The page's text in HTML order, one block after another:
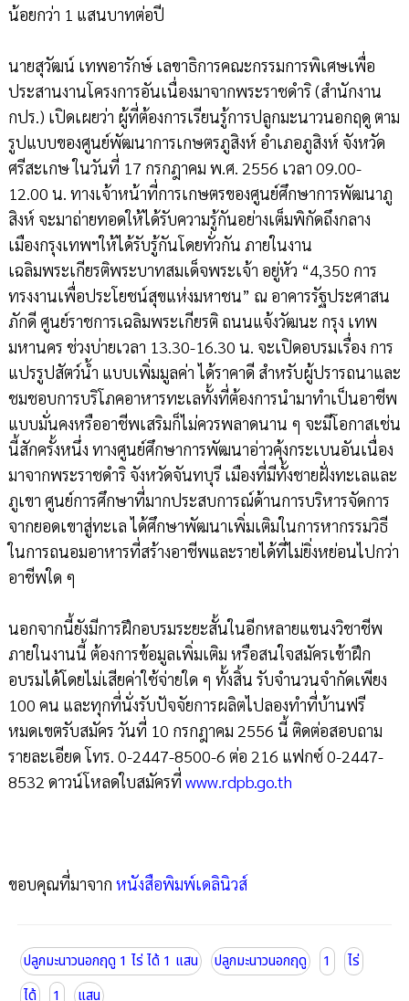
น้อยกว่า 1 แสนบาทต่อปี
นายสุวัฒน์ เทพอารักษ์ เลขาธิการคณะกรรมการพิเศษเพื่อ
ประสานงานโครงการอันเนื่องมาจากพระราชดำริ (สำนักงาน
กปร.) เปิดเผยว่า ผู้ที่ต้องการเรียนรู้การปลูกมะนาวนอกฤดู ตาม
รูปแบบของศูนย์พัฒนาการเกษตรภูสิงห์ อำเภอภูสิงห์ จังหวัด
ศรีสะเกษ ในวันที่ 17 กรกฎาคม พ.ศ. 2556 เวลา 09.00-
12.00 น. ทางเจ้าหน้าที่การเกษตรของศูนย์ศึกษาการพัฒนาภู
สิงห์ จะมาถ่ายทอดให้ได้รับความรู้กันอย่างเต็มพิกัดถึงกลาง
เมืองกรุงเทพฯให้ได้รับรู้กันโดยทั่วกัน ภายในงาน
เฉลิมพระเกียรติพระบาทสมเด็จพระเจ้า อยู่หัว “4,350 การ
ทรงงานเพื่อประโยชน์สุขแห่งมหาชน” ณ อาคารรัฐประศาสน
ภักดี ศูนย์ราชการเฉลิมพระเกียรติ ถนนแจ้งวัฒนะ กรุง เทพ
มหานคร ช่วงบ่ายเวลา 13.30-16.30 น. จะเปิดอบรมเรื่อง การ
แปรรูปสัตว์น้ำ แบบเพิ่มมูลค่า ได้ราคาดี สำหรับผู้ปรารถนาและ
ชมชอบการบริโภคอาหารทะเลทั้งที่ต้องการนำมาทำเป็นอาชีพ
แบบมั่นคงหรืออาชีพเสริมก็ไม่ควรพลาดนาน ๆ จะมีโอกาสเช่น
นี้สักครั้งหนึ่ง ทางศูนย์ศึกษาการพัฒนาอ่าวคุ้งกระเบนอันเนื่อง
มาจากพระราชดำริ จังหวัดจันทบุรี เมืองที่มีทั้งชายฝั่งทะเลและ
ภูเขา ศูนย์การศึกษาที่มากประสบการณ์ด้านการบริหารจัดการ
จากยอดเขาสู่ทะเล ได้ศึกษาพัฒนาเพิ่มเติมในการหากรรมวิธี
ในการถนอมอาหารที่สร้างอาชีพและรายได้ที่ไม่ยิ่งหย่อนไปกว่า
อาชีพใด ๆ
นอกจากนี้ยังมีการฝึกอบรมระยะสั้นในอีกหลายแขนงวิชาชีพ
ภายในงานนี้ ต้องการข้อมูลเพิ่มเติม หรือสนใจสมัครเข้าฝึก
อบรมได้โดยไม่เสียค่าใช้จ่ายใด ๆ ทั้งสิ้น รับจำนวนจำกัดเพียง
100 คน และทุกที่นั่งรับปัจจัยการผลิตไปลองทำที่บ้านฟรี
หมดเขตรับสมัคร วันที่ 10 กรกฎาคม 2556 นี้ ติดต่อสอบถาม
รายละเอียด โทร. 0-2447-8500-6 ต่อ 216 แฟกซ์ 0-2447-
8532 ดาวน์โหลดใบสมัครที่ www.rdpb.go.th
ขอบคุณที่มาจาก หนังสือพิมพ์เดลินิวส์
ปลูกมะนาวนอกฤดู 1 ไร่ ได้ 1 แสน ปลูกมะนาวนอกฤดู 1
ไร่
ได้
1 แสน